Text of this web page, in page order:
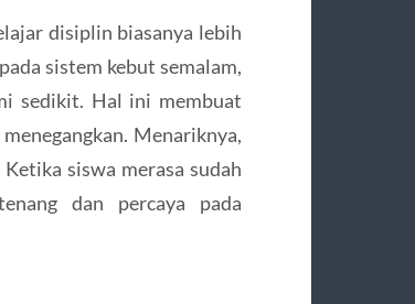
disiplin biasanya lebih
sistem kebut semalam,
sedikit. Hal ini membuat
Menariknya,
siswa merasa sudah
dan percaya pada